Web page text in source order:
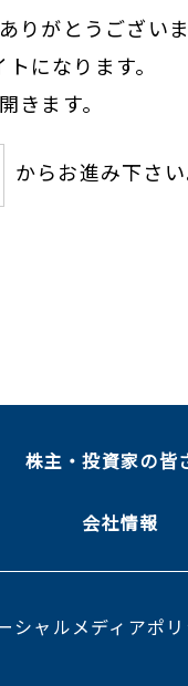
ありがとうございま
になります。
きます。
からお進み下さい
株主・投資家の皆
会社情報
シャルメディアポ